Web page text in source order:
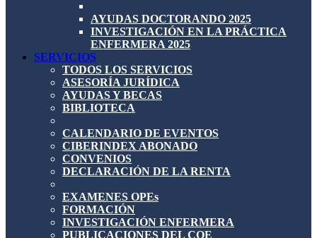
AYUDAS DOCTORANDO 2025
INVESTIGACIÓN EN LA PRÁCTICA
ENFERMERA 2025
SERVICIOS
TODOS LOS SERVICIOS
ASESORÍA JURÍDICA
AYUDAS Y BECAS
BIBLIOTECA
CALENDARIO DE EVENTOS
CIBERINDEX ABONADO
CONVENIOS
DECLARACIÓN DE LA RENTA
EXAMENES OPEs
FORMACIÓN
INVESTIGACIÓN ENFERMERA
PUBLICACIONES DEL COE